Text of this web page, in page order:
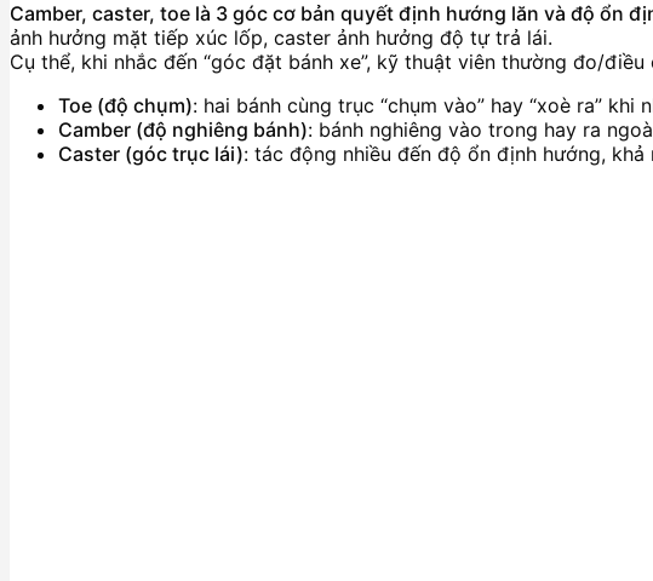
Camber, caster, toe là 3 góc cơ bản quyết định hướng lăn và độ ổn
ảnh hưởng mặt tiếp xúc lốp, caster ảnh hưởng độ tự trả lái.
Cụ thể, khi nhắc đến “góc đặt bánh xe”, kỹ thuật viên thường đo/
Toe (độ chụm): hai bánh cùng trục “chụm vào” hay “xoè ra”
Camber (độ nghiêng bánh): bánh nghiêng vào trong hay ra
Caster (góc trục lái): tác động nhiều đến độ ổn định hướng,